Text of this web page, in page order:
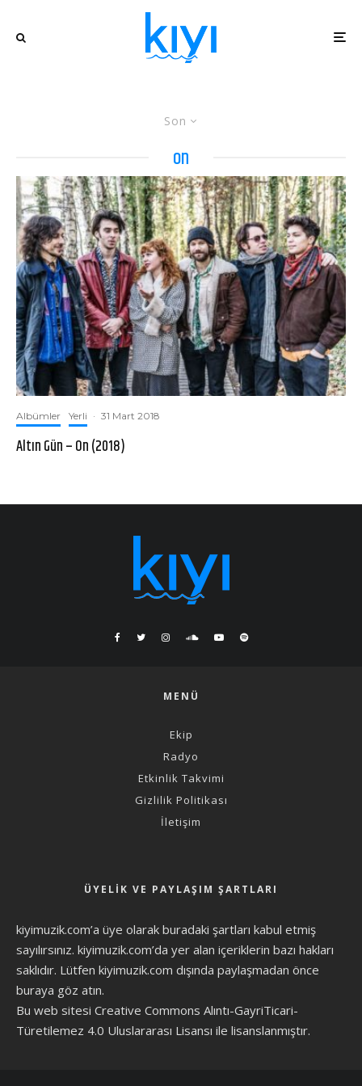
Son
on
Albümler Yerli · 31 Mart 2018
Altın Gün – On (2018)
MENÜ
Ekip
Radyo
Etkinlik Takvimi
Gizlilik Politikası
İletişim
ÜYELIK VE PAYLAŞIM ŞARTLARI
kiyimuzik.com’a üye olarak buradaki şartları kabul etmiş
sayılırsınız. kiyimuzik.com’da yer alan içeriklerin bazı hakları
saklıdır. Lütfen kiyimuzik.com dışında paylaşmadan önce
buraya göz atın.
Bu web sitesi Creative Commons Alıntı-GayriTicari-
Türetilemez 4.0 Uluslararası Lisansı ile lisanslanmıştır.